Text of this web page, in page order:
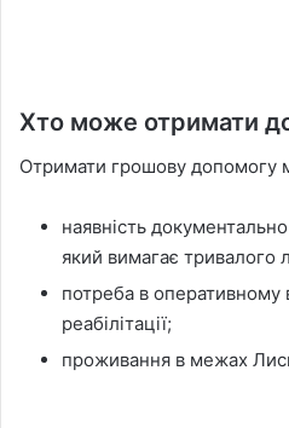
Хто може отримати
Отримати грошову допомогу
наявність
який вимагає тривалого
потреба в оперативному
реабілітації;
проживання в межах